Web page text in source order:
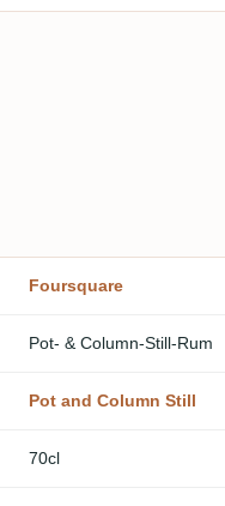
Foursquare
Pot- & Column-Still-Rum
Pot and Column Still
70cl